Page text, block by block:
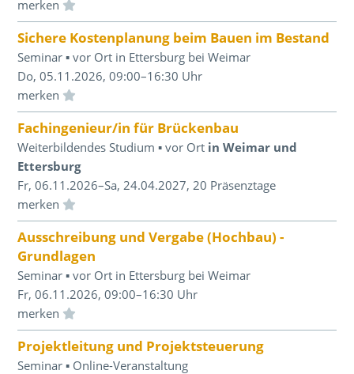
Einloggen und Merkliste benutzen
Sichere Kostenplanung beim Bauen im Bestand
Seminar ▪ vor Ort in Ettersburg bei Weimar
Do, 05.11.2026, 09:00–16:30 Uhr
Einloggen und Merkliste benutzen
Fachingenieur/in für Brückenbau
Weiterbildendes Studium ▪ vor Ort in Weimar und
Ettersburg
Fr, 06.11.2026–Sa, 24.04.2027, 20 Präsenztage
Einloggen und Merkliste benutzen
Ausschreibung und Vergabe (Hochbau) -
Grundlagen
Seminar ▪ vor Ort in Ettersburg bei Weimar
Fr, 06.11.2026, 09:00–16:30 Uhr
Einloggen und Merkliste benutzen
Projektleitung und Projektsteuerung
Seminar ▪ Online-Veranstaltung